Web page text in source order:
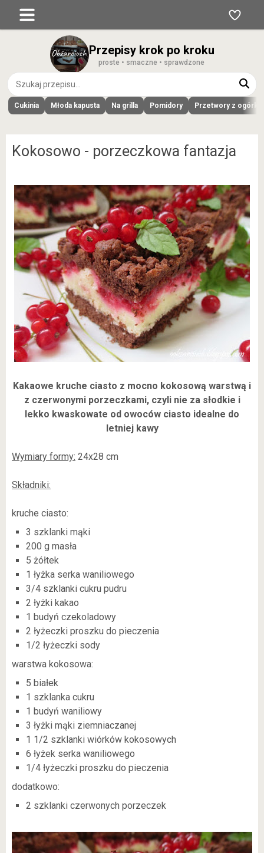
Przepisy krok po kroku
proste • smaczne • sprawdzone
Cukinia Młoda kapusta Na grilla Pomidory Przetwory z
Kokosowo - porzeczkowa fantazja
Kakaowe kruche ciasto z mocno kokosową warstwą i
z czerwonymi porzeczkami, czyli nie za słodkie i
lekko kwaskowate od owoców ciasto idealne do
letniej kawy
Wymiary formy: 24x28 cm
Składniki:
kruche ciasto:
3 szklanki mąki
200 g masła
5 żółtek
1 łyżka serka waniliowego
3/4 szklanki cukru pudru
2 łyżki kakao
1 budyń czekoladowy
2 łyżeczki proszku do pieczenia
1/2 łyżeczki sody
warstwa kokosowa:
5 białek
1 szklanka cukru
1 budyń waniliowy
3 łyżki mąki ziemniaczanej
1 1/2 szklanki wiórków kokosowych
6 łyżek serka waniliowego
1/4 łyżeczki proszku do pieczenia
dodatkowo:
2 szklanki czerwonych porzeczek